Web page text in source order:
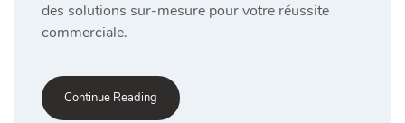
des solutions sur-mesure pour votre réussite
commerciale.
Continue Reading